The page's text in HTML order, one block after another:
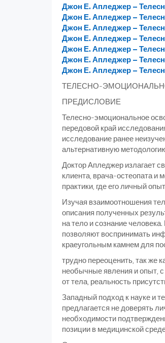
Джон Е. Апледжер –
Джон Е. Апледжер –
Джон Е. Апледжер –
Джон Е. Апледжер –
Джон Е. Апледжер –
Джон Е. Апледжер –
Джон Е. Апледжер –
ТЕЛЕСНО-
ПРЕДИСЛОВИЕ
Телесно-эмоциональное
передовой край
исследование ранее
альтернативную
Доктор Апледжер излагает
клиента, врача-остеопата и
практики, где его личный
Изучая взаимоотношения
описания полученных
на тело и сознание
позволяют воспринимать
краеугольным камнем для
трудно переоценить, так же
необычные явления и опыт,
от тела, реальность
Западный подход к науке и
предлагается не доверять
необходимости
позиции в медицинской